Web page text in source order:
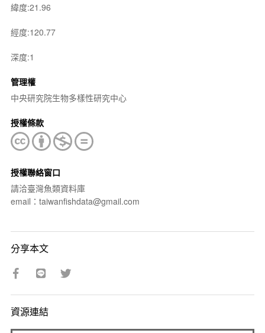
緯度:21.96
經度:120.77
深度:1
管理權
中央研究院生物多樣性研究中心
授權條款
授權聯絡窗口
請洽臺灣魚類資料庫
email：taiwanfishdata@gmail.com
分享本文
資源連結